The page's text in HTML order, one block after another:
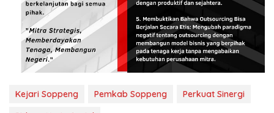
Kejari Soppeng Pemkab Soppeng
Perkuat Sinergi